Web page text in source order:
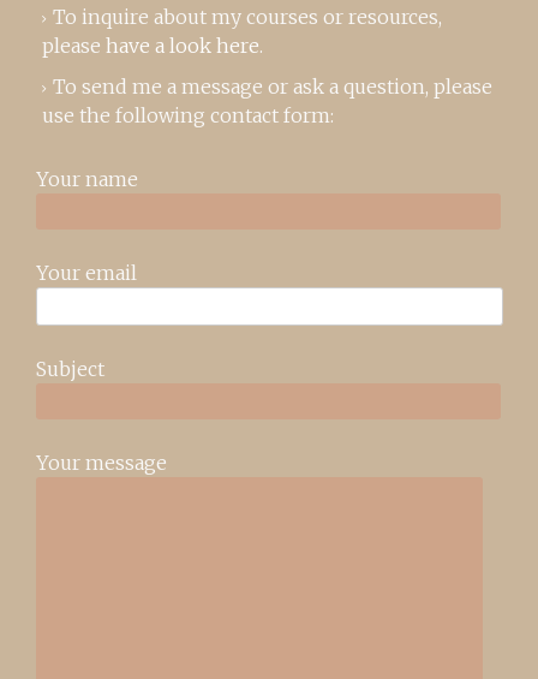
To inquire about my courses or resources,
please have a look here.
To send me a message or ask a question, please
use the following contact form:
Your name
Your email
Subject
Your message